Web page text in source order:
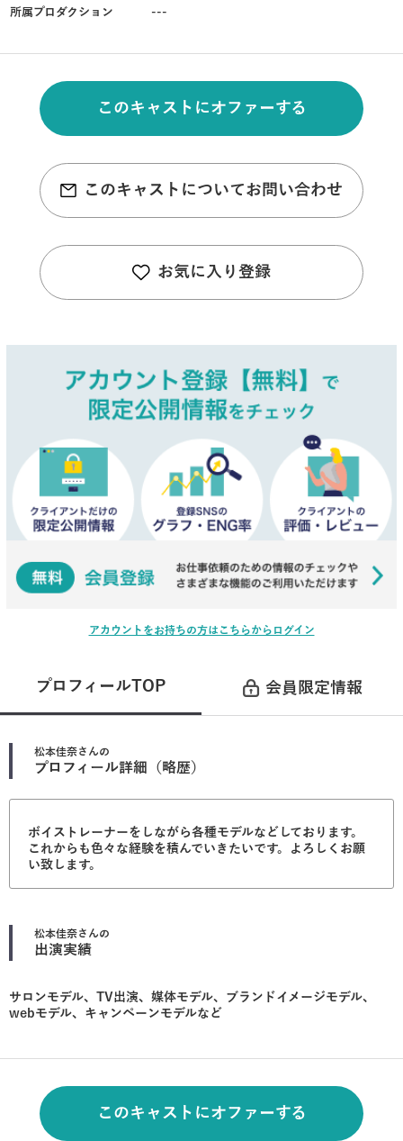
所属プロダクション ---
このキャストにオファーする
このキャストについてお問い合わせ
お気に入り登録
アカウントをお持ちの方はこちらからログイン
プロフィールTOP 会員限定情報
松本佳奈さんの
プロフィール詳細（略歴）
ボイストレーナーをしながら各種モデルなどしております。
これからも色々な経験を積んでいきたいです。よろしくお願
い致します。
松本佳奈さんの
出演実績
サロンモデル、TV出演、媒体モデル、ブランドイメージモデル、
webモデル、キャンペーンモデルなど
このキャストにオファーする